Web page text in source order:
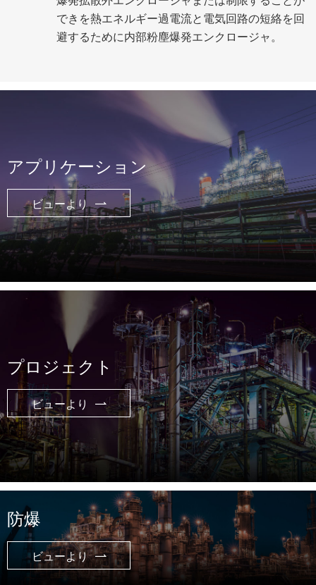
できを熱エネルギー過電流と電気回路の短絡を回
避するために内部粉塵爆発エンクロージャ。
アプリケーション
ビューより 
プロジェクト
ビューより 
防爆
ビューより 